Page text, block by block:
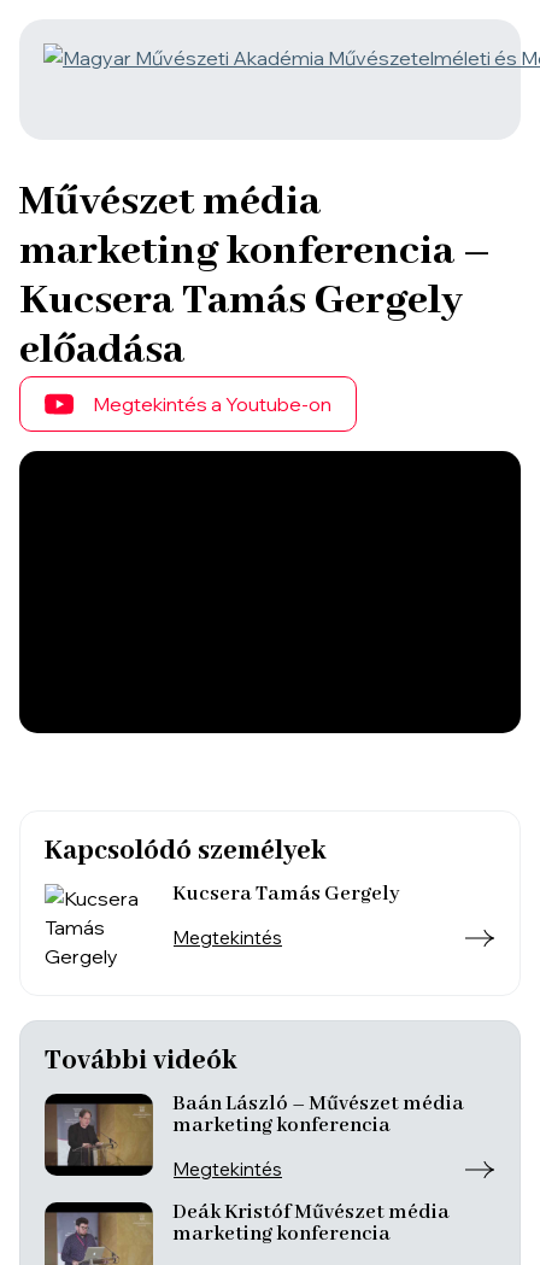
Művészet média
marketing konferencia –
Kucsera Tamás Gergely
előadása
Megtekintés a Youtube-on
Kapcsolódó személyek
Kucsera Tamás Gergely
Megtekintés
További videók
Baán László – Művészet média
marketing konferencia
Megtekintés
Deák Kristóf Művészet média
marketing konferencia